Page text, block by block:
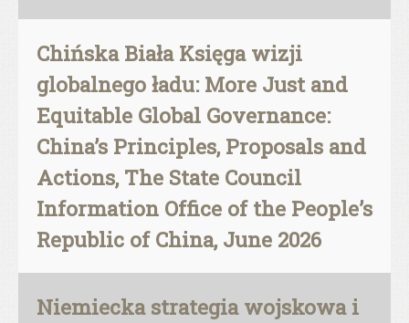
Chińska Biała Księga wizji
globalnego ładu: More Just and
Equitable Global Governance:
China’s Principles, Proposals and
Actions, The State Council
Information Office of the People’s
Republic of China, June 2026
Niemiecka strategia wojskowa i